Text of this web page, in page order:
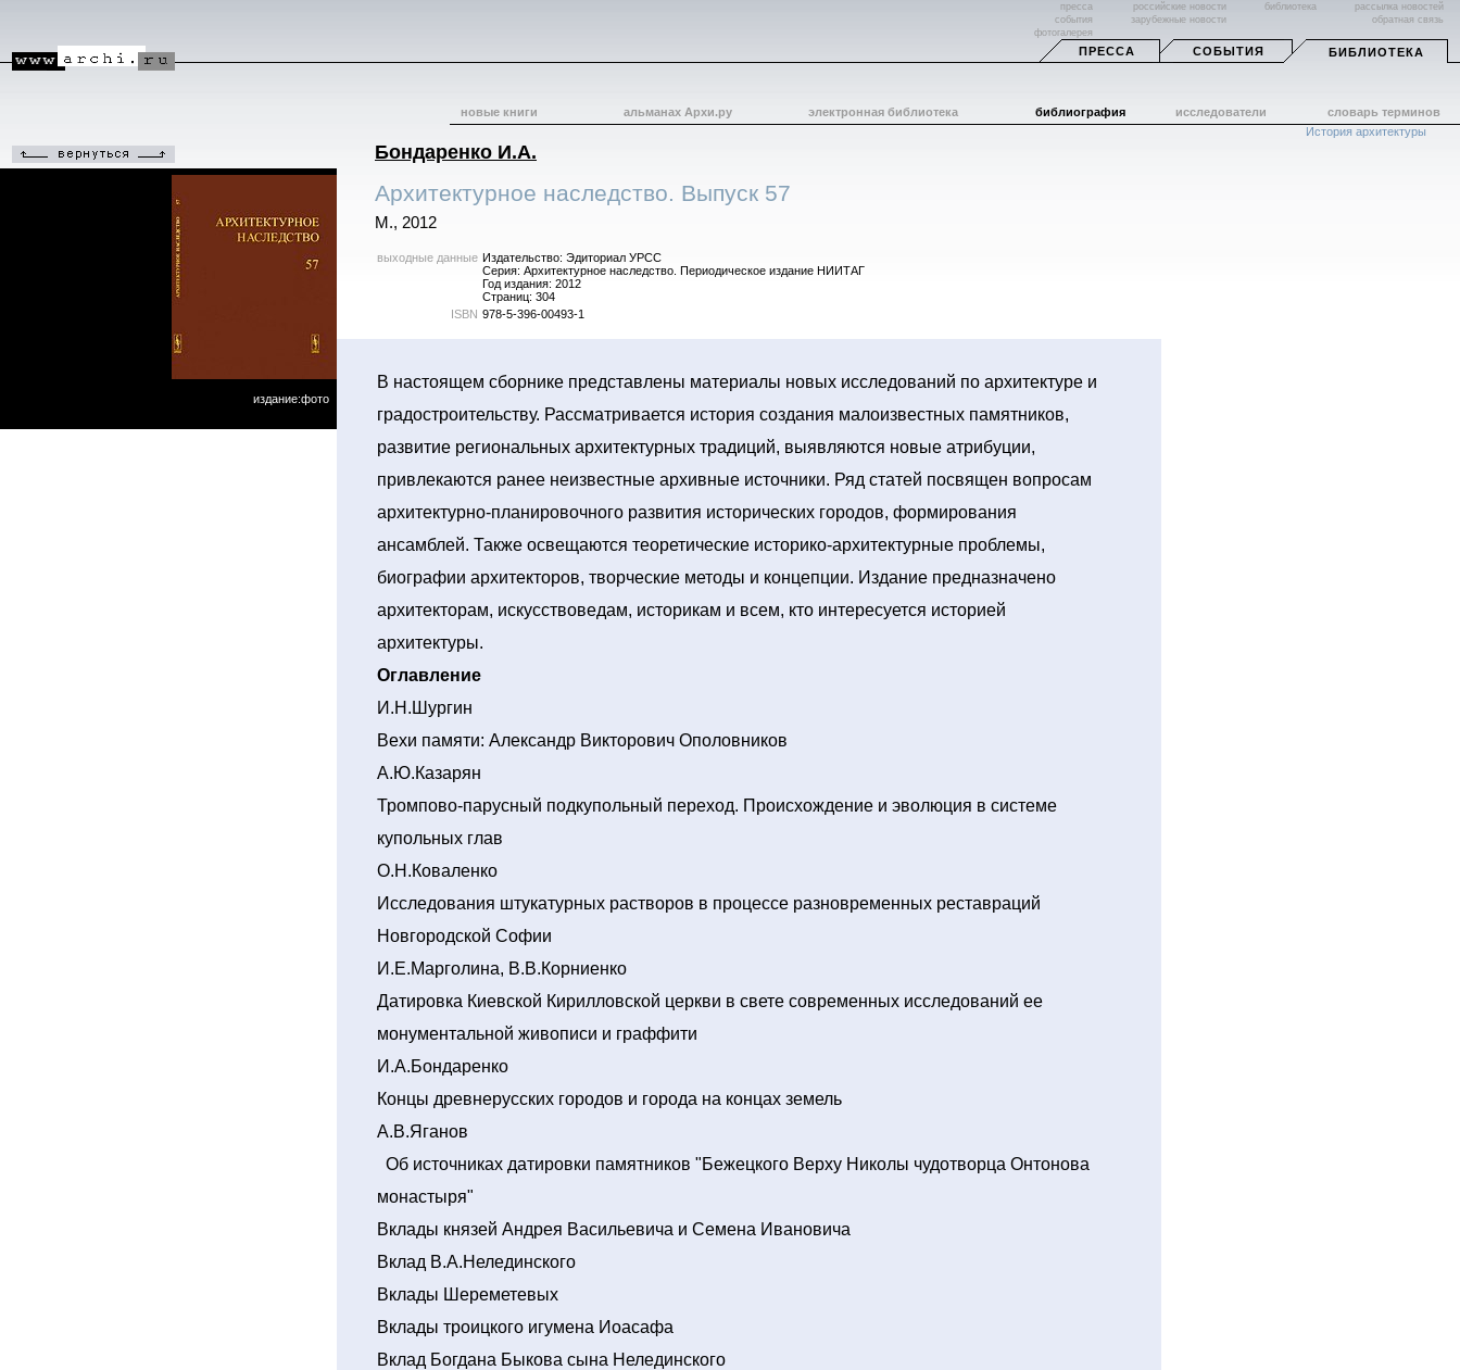
пресса
события
фотогалерея
российские новости
зарубежные новости
библиотека
рассылка новостей
обратная связь
ПРЕССА СОБЫТИЯ БИБЛИОТЕКА
новые книги альманах Архи.ру электронная библиотека библиография исследователи
словарь терминов
История архитектуры
издание:фото
Бондаренко И.А.
Архитектурное наследство. Выпуск 57
М., 2012
выходные данные Издательство: Эдиториал УРСС
Серия: Архитектурное наследство. Периодическое издание НИИТАГ
Год издания: 2012
Страниц: 304
ISBN 978-5-396-00493-1
В настоящем сборнике представлены материалы новых исследований по архитектуре и
градостроительству. Рассматривается история создания малоизвестных памятников,
развитие региональных архитектурных традиций, выявляются новые атрибуции,
привлекаются ранее неизвестные архивные источники. Ряд статей посвящен вопросам
архитектурно-планировочного развития исторических городов, формирования
ансамблей. Также освещаются теоретические историко-архитектурные проблемы,
биографии архитекторов, творческие методы и концепции. Издание предназначено
архитекторам, искусствоведам, историкам и всем, кто интересуется историей
архитектуры.
Оглавление
И.Н.Шургин
Вехи памяти: Александр Викторович Ополовников
А.Ю.Казарян
Тромпово-парусный подкупольный переход. Происхождение и эволюция в системе
купольных глав
О.Н.Коваленко
Исследования штукатурных растворов в процессе разновременных реставраций
Новгородской Софии
И.Е.Марголина, В.В.Корниенко
Датировка Киевской Кирилловской церкви в свете современных исследований ее
монументальной живописи и граффити
И.А.Бондаренко
Концы древнерусских городов и города на концах земель
А.В.Яганов
Об источниках датировки памятников "Бежецкого Верху Николы чудотворца Онтонова
монастыря"
Вклады князей Андрея Васильевича и Семена Ивановича
Вклад В.А.Нелединского
Вклады Шереметевых
Вклады троицкого игумена Иоасафа
Вклад Богдана Быкова сына Нелединского